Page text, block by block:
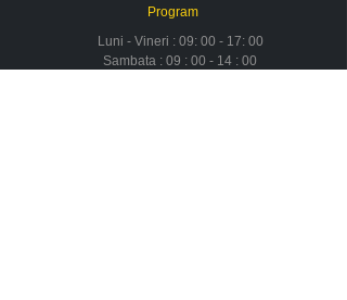
Program
Luni - Vineri : 09: 00 - 17: 00
Sambata : 09 : 00 - 14 : 00